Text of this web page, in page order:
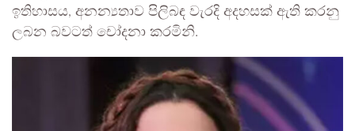
ඉතිහාසය, අනන්‍යතාව පිලිබඳ වැරදි අදහසක් ඇති කරනු
ලබන බවටත් චෝදනා කරමිනි.